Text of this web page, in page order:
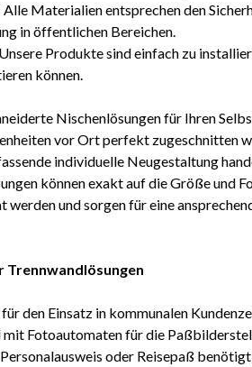
Alle Materialien entsprechen den
in öffentlichen Bereichen.
Produkte sind einfach zu
können.
Nischenlösungen für Ihren
vor Ort perfekt zugeschnitten
individuelle Neugestaltung
können exakt auf die Größe und
und sorgen für eine
Trennwandlösungen
den Einsatz in kommunalen
mit Fotoautomaten für die
oder Reisepaß